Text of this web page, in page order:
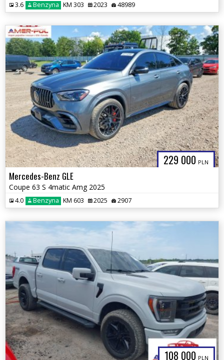
3.6 Benzyna KM 303 2023 48989
229 000 PLN
Mercedes-Benz GLE
Coupe 63 S 4matic Amg 2025
4.0 Benzyna KM 603 2025 2907
108 000 PLN